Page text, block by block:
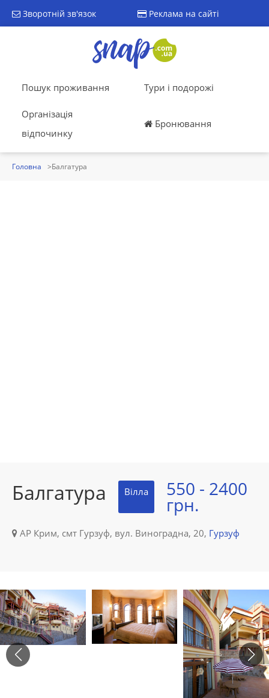
Зворотній зв'язок Реклама на сайті
Пошук проживання Тури і подорожі
Організація
відпочинку
Бронювання
Головна Балгатура
Балгатура Вілла 550 - 2400
грн.
АР Крим, смт Гурзуф, вул. Виноградна, 20, Гурзуф